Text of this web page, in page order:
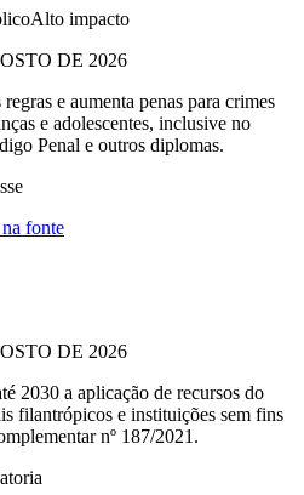
Alto impacto
DE 2026
e aumenta penas para crimes
e adolescentes, inclusive no
Penal e outros diplomas.
fonte
DE 2026
2030 a aplicação de recursos do
filantrópicos e instituições sem fins
nº 187/2021.